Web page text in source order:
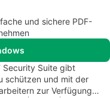
und sichere PDF-
Security Suite gibt
schützen und mit der
zur Verfügung…